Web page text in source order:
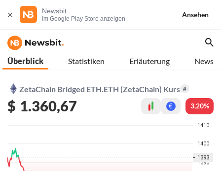
Newsbit
Im Google Play Store anzeigen
Ansehen
Überblick Statistiken Erläuterung News
ZetaChain Bridged ETH.ETH (ZetaChain) Kurs #
$ 1.360,67 € 3,20%